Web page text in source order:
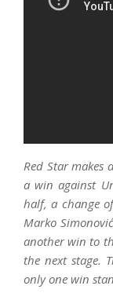
Red Star makes
a win against
half, a change
Marko
another win to
the next stage.
only one win